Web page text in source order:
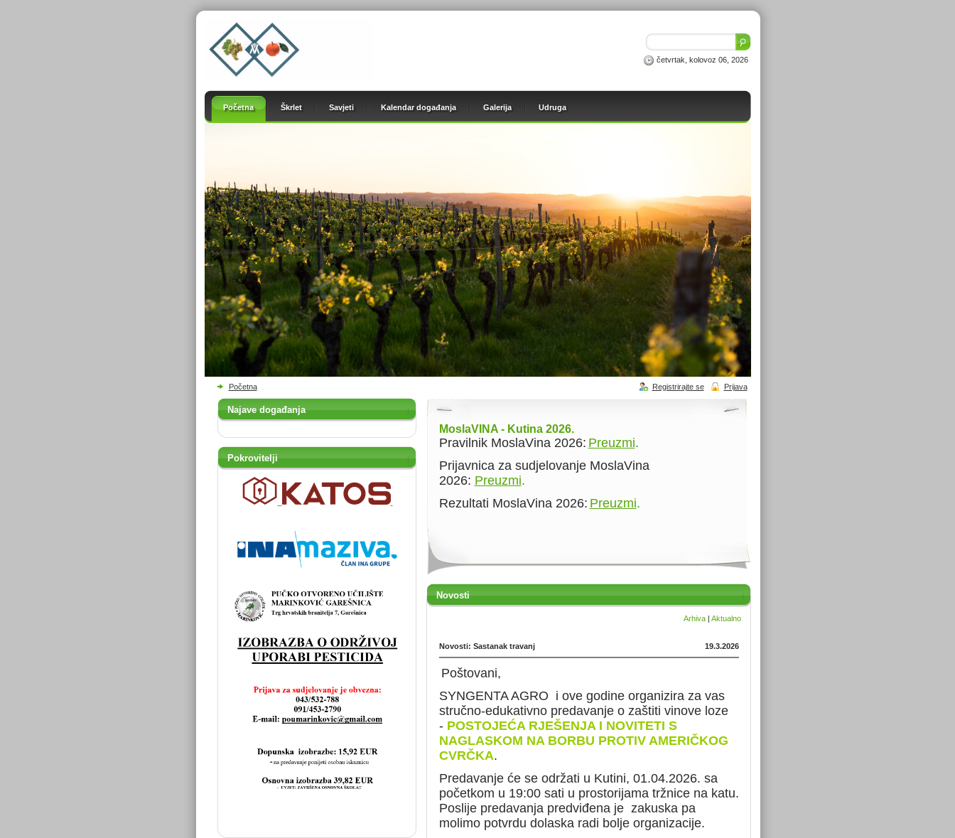
četvrtak, kolovoz 06, 2026
Početna Škrlet Savjeti Kalendar događanja Galerija Udruga
Početna Prijava
Registrirajte se
Najave događanja
Pokrovitelji
MoslaVINA - Kutina 2026.
Pravilnik MoslaVina 2026: Preuzmi.
Prijavnica za sudjelovanje MoslaVina
2026: Preuzmi.
Rezultati MoslaVina 2026: Preuzmi.
Novosti
Arhiva| Aktualno
Novosti: Sastanak travanj 19.3.2026
Poštovani,
SYNGENTA AGRO i ove godine organizira za vas
stručno-edukativno predavanje o zaštiti vinove loze
-POSTOJEĆA RJEŠENJA I NOVITETI S
NAGLASKOM NA BORBU PROTIV AMERIČKOG
CVRČKA.
Predavanje će se održati u Kutini, 01.04.2026. sa
početkom u 19:00 sati u prostorijama tržnice na katu.
Poslije predavanja predviđena je zakuska pa
molimo potvrdu dolaska radi bolje organizacije.